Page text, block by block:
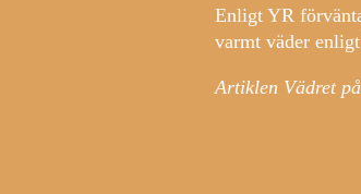
Enligt YR
varmt väder
Artiklen Vädret